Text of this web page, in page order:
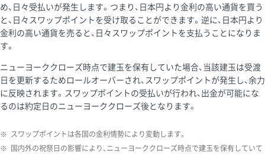
め、日々受払いが発生します。つまり、日本円より金利の高い通貨を買う
と、日々スワップポイントを受け取ることができます。逆に、日本円より
金利の高い通貨を売ると、日々スワップポイントを支払うことになりま
す。
ニューヨーククローズ時点で建玉を保有していた場合、当該建玉は受渡
日を更新するためロールオーバーされ、スワップポイントが発生し、余力
に反映されます。スワップポイントの受払いが行われ、出金が可能にな
るのは約定日のニューヨーククローズ後となります。
※ スワップポイントは各国の金利情勢により変動します。
※
国内外の祝祭日の影響により、ニューヨーククローズ時点で建玉を保有していて